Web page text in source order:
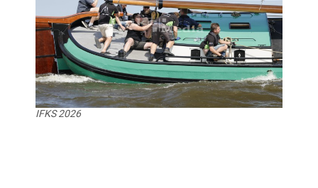
IFKS 2026